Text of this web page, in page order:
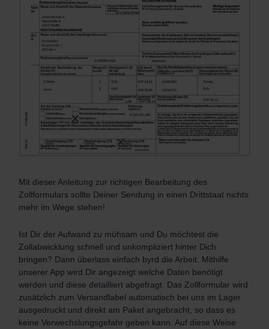
Mit dieser Anleitung zur richtigen Bearbeitung des
Zollformulars sollte Deiner Sendung in einen Drittstaat nichts
mehr im Wege stehen!
Ist Dir der Aufwand zu mühsam und Du möchtest die
Zollabwicklung schnell und unkompliziert hinter Dich
bringen? Dann überlass einfach byrd die Arbeit. Mithilfe
unserer App wird Dir angezeigt welche Daten benötigt
werden und diese detailliert abgefragt. Das Zollformular wird
zusätzlich zum Versandlabel automatisch bei uns im Lager
ausgedruckt und direkt am Paket angebracht, so dass es
keine Verwechslungsgefahr geben kann. Auf diese Weise